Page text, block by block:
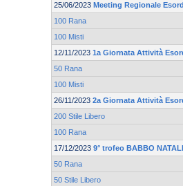
25/06/2023 Meeting Regionale
100 Rana
100 Misti
12/11/2023 1a Giornata Attività
50 Rana
100 Misti
26/11/2023 2a Giornata Attività
200 Stile Libero
100 Rana
17/12/2023 9° trofeo BABBO
50 Rana
50 Stile Libero